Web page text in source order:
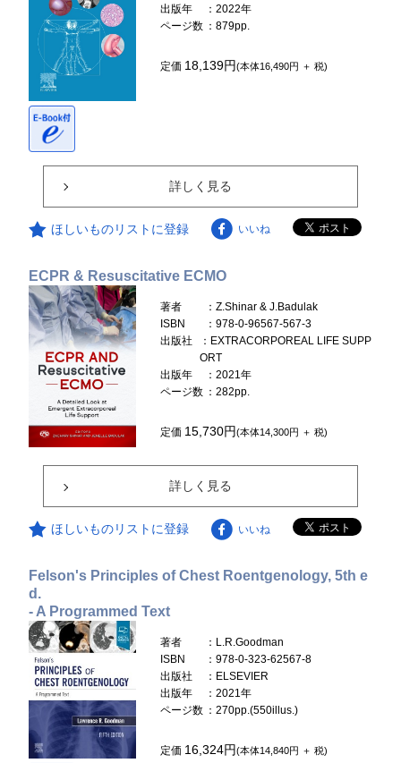
出版年
：2022年
ページ数 ：879pp.
定価 18,139円(本体16,490円 ＋ 税)
詳しく見る
ほしいものリストに登録 いいね
ECPR & Resuscitative ECMO
著者
：Z.Shinar & J.Badulak
ISBN
：978-0-96567-567-3
出版社
：EXTRACORPOREAL LIFE SUPP
ORT
出版年
：2021年
ページ数 ：282pp.
定価 15,730円(本体14,300円 ＋ 税)
詳しく見る
ほしいものリストに登録 いいね
Felson's Principles of Chest Roentgenology, 5th e
d.
- A Programmed Text
著者
：L.R.Goodman
ISBN
：978-0-323-62567-8
出版社
：ELSEVIER
出版年
：2021年
ページ数 ：270pp.(550illus.)
定価 16,324円(本体14,840円 ＋ 税)